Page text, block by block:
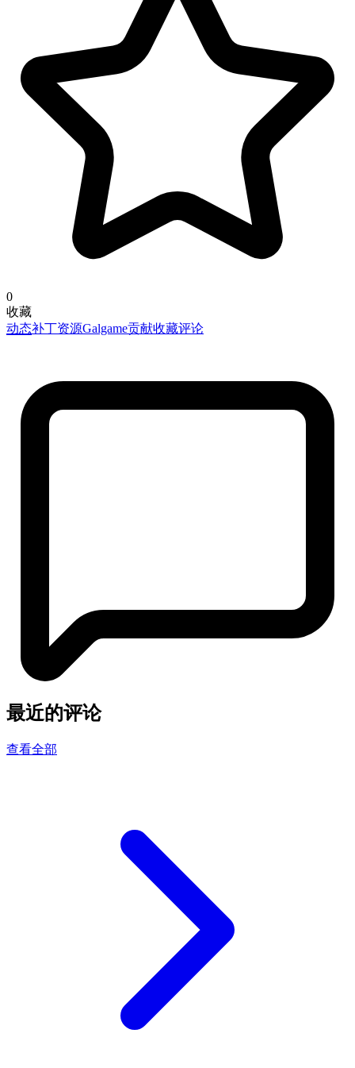
0
收藏
动态补丁资源Galgame贡献收藏评论
最近的评论
查看全部